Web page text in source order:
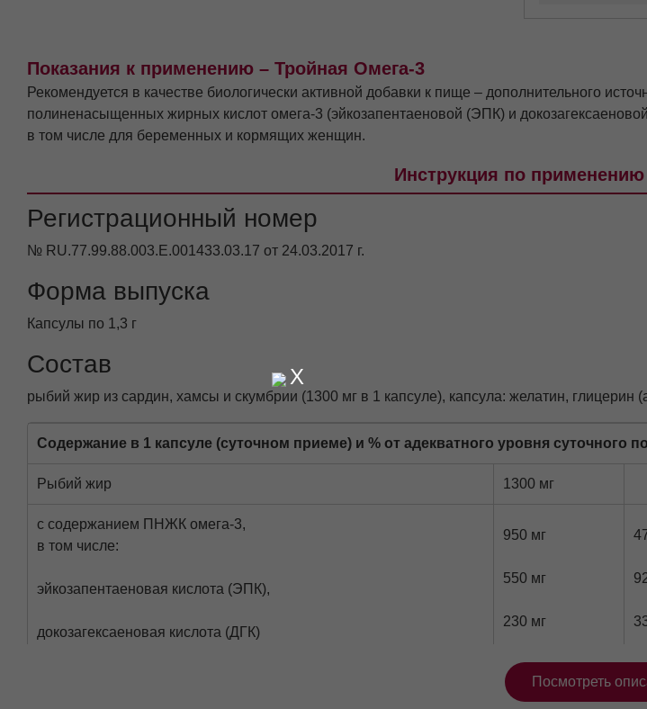
Показания к применению – Тройная Омега-3
Рекомендуется в качестве биологически активной добавки к пище – дополнительного
полиненасыщенных жирных кислот омега-3 (эйкозапентаеновой (ЭПК) и
в том числе для беременных и кормящих женщин.
Инструкция по
Регистрационный номер
№ RU.77.99.88.003.E.001433.03.17 от 24.03.2017 г.
Форма выпуска
Капсулы по 1,3 г
Состав
рыбий жир из сардин, хамсы и скумбрии (1300 мг в 1 капсуле), капсула: желатин,
Содержание в 1 капсуле (суточном приеме) и % от адекватного уровня суточного
Рыбий жир 1300 мг
с содержанием ПНЖК омега-3,
в том числе:
эйкозапентаеновая кислота (ЭПК),
докозагексаеновая кислота (ДГК)
950 мг
550 мг
230 мг
Своими полезными свойствами полиненасыщенные жирные кислоты омега-3 (ПНЖК
Посмотреть
X